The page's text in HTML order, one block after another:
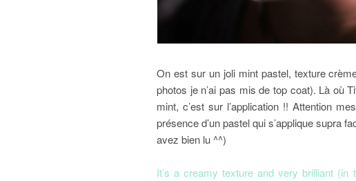
On est sur un joli mint pastel, texture
photos je n’ai pas mis de top coat). Là où
mint, c’est sur l’application !! Attention
présence d’un pastel qui s’applique supra
avez bien lu ^^)
It’s a creamy texture and very brilliant